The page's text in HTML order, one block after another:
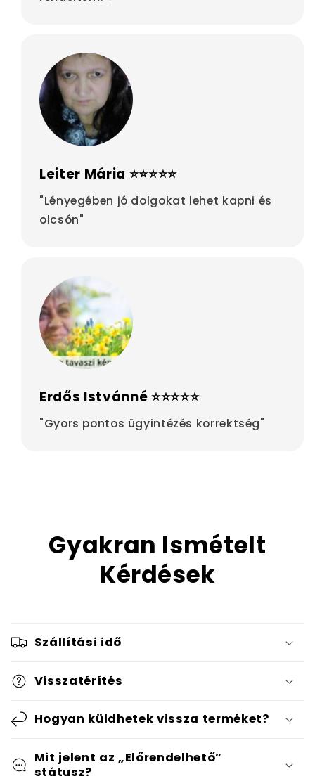
Leiter Mária ⭐⭐⭐⭐⭐
"Lényegében jó dolgokat lehet kapni és
olcsón"
Erdős Istvánné ⭐⭐⭐⭐⭐
"Gyors pontos ügyintézés korrektség"
Gyakran Ismételt
Kérdések
Szállítási idő
Visszatérítés
Hogyan küldhetek vissza terméket?
Mit jelent az „Előrendelhető”
státusz?